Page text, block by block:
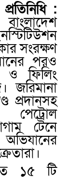
:
সংরক্ষণ
পরও
ও ফিলিং
জরিমানা
প্রদানসহ
পেট্রোল
টেনে
১৫ টি